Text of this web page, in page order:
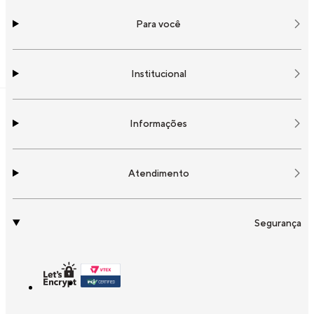
Para você
Institucional
Informações
Atendimento
Segurança